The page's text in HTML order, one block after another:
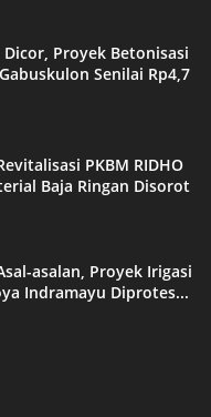
Proyek Betonisasi
Senilai Rp4,7
PKBM RIDHO
Baja Ringan Disorot
asalan, Proyek Irigasi
Indramayu Diprotes...